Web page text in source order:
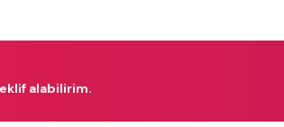
alabilirim.